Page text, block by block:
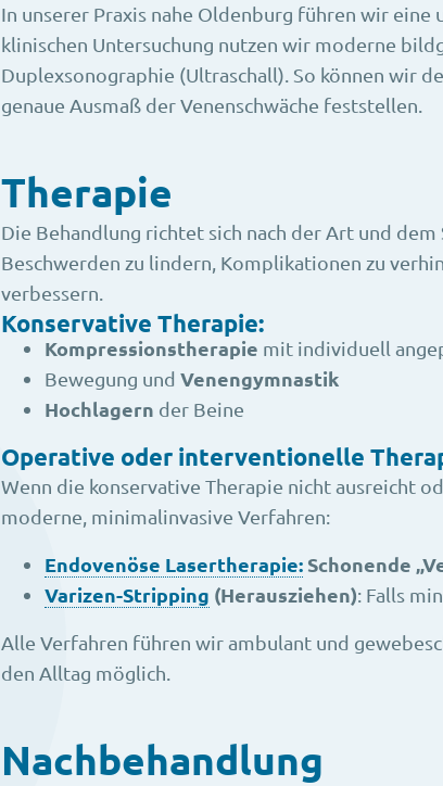
In unserer Praxis nahe Oldenburg führen wir
klinischen Untersuchung nutzen wir moderne
Duplexsonographie (Ultraschall). So können wir
genaue Ausmaß der Venenschwäche feststellen.
Therapie
Die Behandlung richtet sich nach der Art und
Beschwerden zu lindern, Komplikationen zu
verbessern.
Konservative Therapie:
Kompressionstherapie mit individuell
Bewegung und Venengymnastik
Hochlagern der Beine
Operative oder interventionelle
Wenn die konservative Therapie nicht ausreicht
moderne, minimalinvasive Verfahren:
Endovenöse Lasertherapie:Schonende
Varizen-Stripping (Herausziehen): Falls
Alle Verfahren führen wir ambulant und
den Alltag möglich.
Nachbehandlung